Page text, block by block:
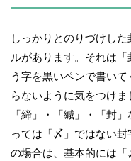
しっかりとのりづけし
ルがあります。それは
う字を黒いペンで書い
らないように気をつけま
「締」・「緘」・「封
っては「〆」ではない
の場合は、基本的には「